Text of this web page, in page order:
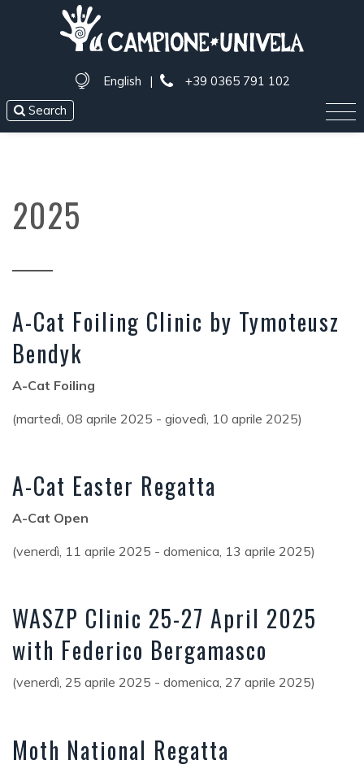
English |
+39 0365 791 102
Search
2025
A-Cat Foiling Clinic by Tymoteusz
Bendyk
A-Cat Foiling
(martedì, 08 aprile 2025 - giovedì, 10 aprile 2025)
A-Cat Easter Regatta
A-Cat Open
(venerdì, 11 aprile 2025 - domenica, 13 aprile 2025)
WASZP Clinic 25-27 April 2025
with Federico Bergamasco
(venerdì, 25 aprile 2025 - domenica, 27 aprile 2025)
Moth National Regatta